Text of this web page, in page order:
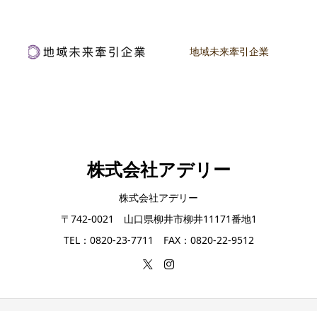
地域未来牽引企業
株式会社アデリー
株式会社アデリー
〒742-0021 山口県柳井市柳井11171番地1
TEL：0820-23-7711 FAX：0820-22-9512